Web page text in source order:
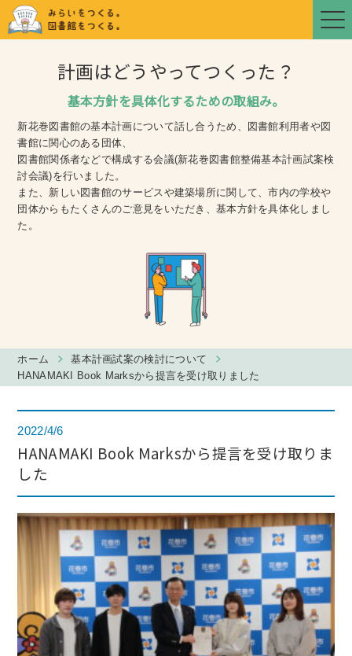
計画はどうやってつくった？
基本方針を具体化するための取組み。
新花巻図書館の基本計画について話し合うため、図書館利用者や図
書館に関心のある団体、
図書館関係者などで構成する会議(新花巻図書館整備基本計画試案検
討会議)を行いました。
また、新しい図書館のサービスや建築場所に関して、市内の学校や
団体からもたくさんのご意見をいただき、基本方針を具体化しまし
た。
ホーム
基本計画試案の検討について
HANAMAKI Book Marksから提言を受け取りました
2022/4/6
HANAMAKI Book Marksから提言を受け取りま
した